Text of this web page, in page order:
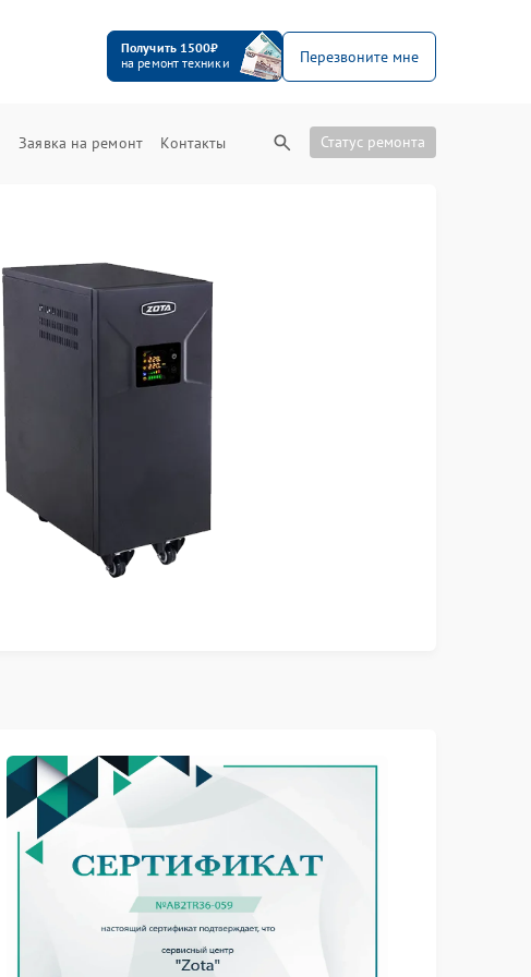
Получить 1500₽
на ремонт техники
Перезвоните мне
Заявка на ремонт Контакты Статус ремонта